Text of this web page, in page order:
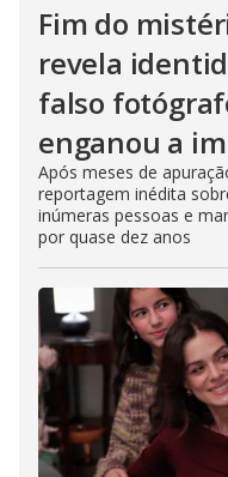
Fim do
revela
falso
enganou a
Após meses de
reportagem inédita
inúmeras pessoas e
por quase dez anos